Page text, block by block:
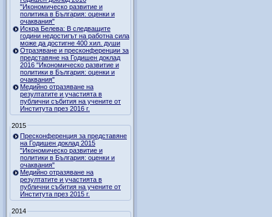
"Икономическо развитие и
политика в България: оценки и
очаквания"
Искра Белева: В следващите
години недостигът на работна сила
може да достигне 400 хил. души
Отразяване и пресконференции за
представяне на Годишен доклад
2016 "Икономическо развитие и
политики в България: оценки и
очаквания"
Медийно отразяване на
резултатите и участията в
публични събития на учените от
Института през 2016 г.
2015
Пресконференция за представяне
на Годишен доклад 2015
"Икономическо развитие и
политики в България: оценки и
очаквания"
Медийно отразяване на
резултатите и участията в
публични събития на учените от
Института през 2015 г.
2014